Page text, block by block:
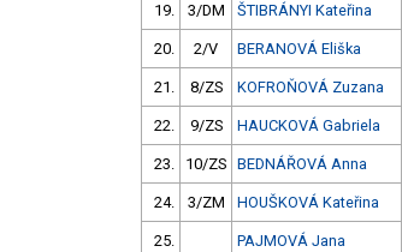
19. 3/DM ŠTIBRÁNYI Kateřina
20. 2/V BERANOVÁ Eliška
21. 8/ZS KOFROŇOVÁ Zuzana
22. 9/ZS HAUCKOVÁ Gabriela
23. 10/ZS BEDNÁŘOVÁ Anna
24. 3/ZM HOUŠKOVÁ Kateřina
25. PAJMOVÁ Jana